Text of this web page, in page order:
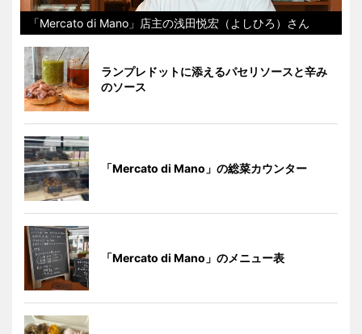
「Mercato di Mano」店主の浅田悦宏（よしひろ）さん
ランプレドットに添えるパセリソースと辛み
のソース
「Mercato di Mano」の総菜カウンター
「Mercato di Mano」のメニュー表